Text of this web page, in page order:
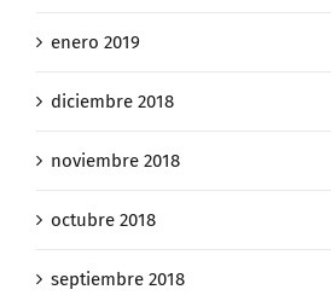
enero 2019
diciembre 2018
noviembre 2018
octubre 2018
septiembre 2018